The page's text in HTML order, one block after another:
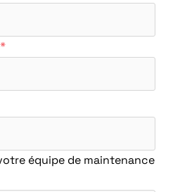
*
équipe de maintenance